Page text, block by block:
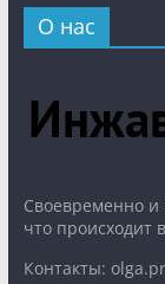
О нас
Cвоевременно
что происходит
Контакты: